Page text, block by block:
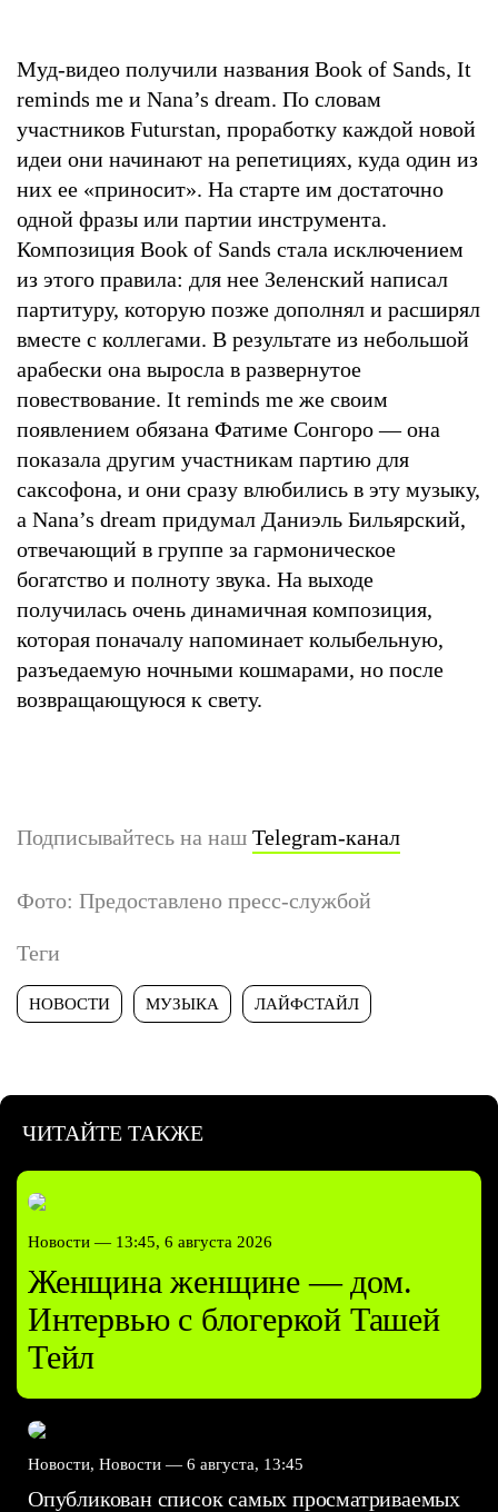
Муд-видео получили названия Book of Sands, It
reminds me и Nana’s dream. По словам
участников Futurstan, проработку каждой новой
идеи они начинают на репетициях, куда один из
них ее «приносит». На старте им достаточно
одной фразы или партии инструмента.
Композиция Book of Sands стала исключением
из этого правила: для нее Зеленский написал
партитуру, которую позже дополнял и расширял
вместе с коллегами. В результате из небольшой
арабески она выросла в развернутое
повествование. It reminds me же своим
появлением обязана Фатиме Сонгоро — она
показала другим участникам партию для
саксофона, и они сразу влюбились в эту музыку,
а Nana’s dream придумал Даниэль Бильярский,
отвечающий в группе за гармоническое
богатство и полноту звука. На выходе
получилась очень динамичная композиция,
которая поначалу напоминает колыбельную,
разъедаемую ночными кошмарами, но после
возвращающуюся к свету.
Подписывайтесь на наш Telegram-канал
Фото: Предоставлено пресс-службой
Теги
НОВОСТИ МУЗЫКА ЛАЙФСТАЙЛ
ЧИТАЙТЕ ТАКЖЕ
Новости — 13:45, 6 августа 2026
Женщина женщине — дом.
Интервью с блогеркой Ташей
Тейл
Новости, Новости — 6 августа, 13:45
Опубликован список самых просматриваемых